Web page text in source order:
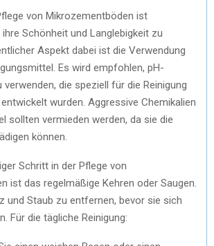
von Mikrozementböden ist
Schönheit und Langlebigkeit zu
Aspekt dabei ist die Verwendung
Es wird empfohlen, pH-
die speziell für die Reinigung
wurden. Aggressive Chemikalien
sollten vermieden werden, da sie die
können.
Schritt in der Pflege von
ist das regelmäßige Kehren oder Saugen.
und Staub zu entfernen, bevor sie sich
Für die tägliche Reinigung: